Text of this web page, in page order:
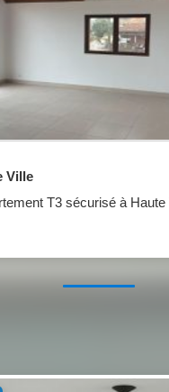
Ville
T3 sécurisé à Haute